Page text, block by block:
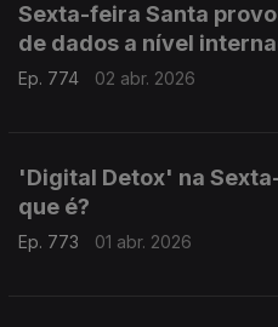
Sexta-feira Santa
de dados a nível
Ep. 774 02 abr. 2026
'Digital Detox' na
que é?
Ep. 773 01 abr. 2026